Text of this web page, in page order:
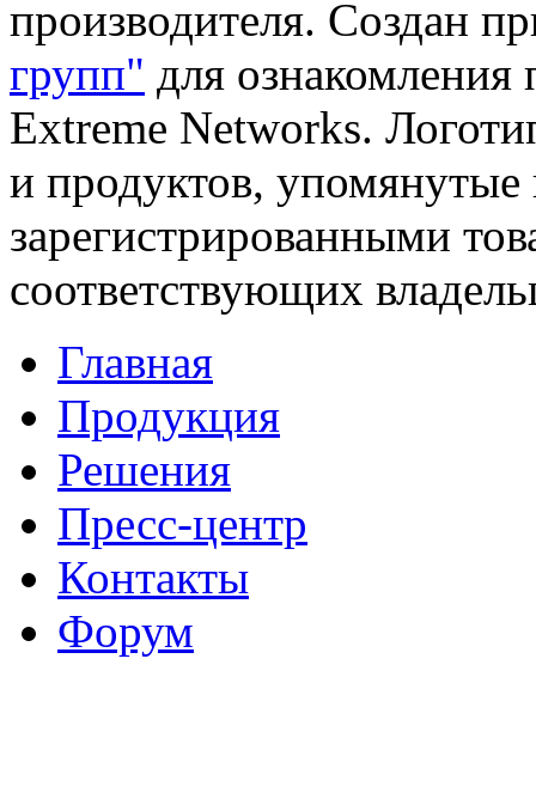
производителя. Создан
групп" для ознакомления
Extreme Networks.
и продуктов, упомянутые
зарегистрированными
соответствующих
Главная
Продукция
Решения
Пресс-центр
Контакты
Форум